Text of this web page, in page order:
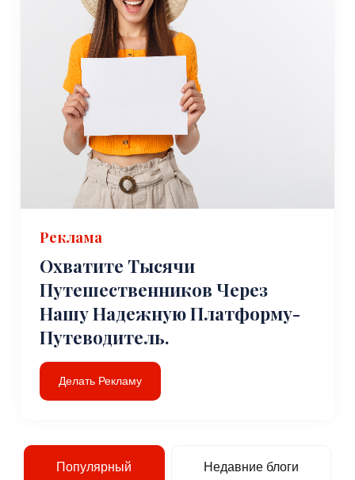
Реклама
Охватите Тысячи
Путешественников Через
Нашу Надежную Платформу-
Путеводитель.
Делать Рекламу
Популярный Недавние блоги